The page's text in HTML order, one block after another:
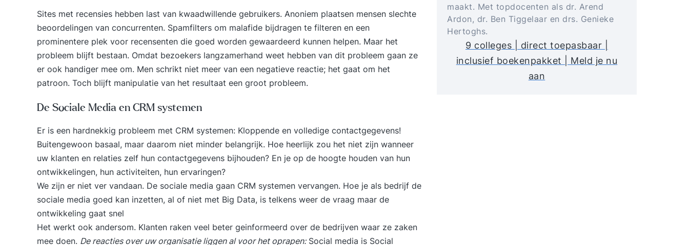
Sites met recensies hebben last van kwaadwillende gebruikers. Anoniem plaatsen mensen slechte
beoordelingen van concurrenten. Spamfilters om malafide bijdragen te filteren en een
prominentere plek voor recensenten die goed worden gewaardeerd kunnen helpen. Maar het
probleem blijft bestaan. Omdat bezoekers langzamerhand weet hebben van dit probleem gaan ze
er ook handiger mee om. Men schrikt niet meer van een negatieve reactie; het gaat om het
patroon. Toch blijft manipulatie van het resultaat een groot probleem.
De Sociale Media en CRM systemen
Er is een hardnekkig probleem met CRM systemen: Kloppende en volledige contactgegevens!
Buitengewoon basaal, maar daarom niet minder belangrijk. Hoe heerlijk zou het niet zijn wanneer
uw klanten en relaties zelf hun contactgegevens bijhouden? En je op de hoogte houden van hun
ontwikkelingen, hun activiteiten, hun ervaringen?
We zijn er niet ver vandaan. De sociale media gaan CRM systemen vervangen. Hoe je als bedrijf de
sociale media goed kan inzetten, al of niet met Big Data, is telkens weer de vraag maar de
ontwikkeling gaat snel
Het werkt ook andersom. Klanten raken veel beter geinformeerd over de bedrijven waar ze zaken
mee doen. De reacties over uw organisatie liggen al voor het oprapen: Social media is Social
maakt. Met topdocenten als dr. Arend
Ardon, dr. Ben Tiggelaar en drs. Genieke
Hertoghs.
9 colleges | direct toepasbaar |
inclusief boekenpakket | Meld je nu
aan